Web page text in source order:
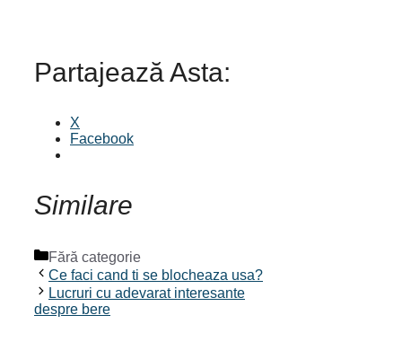
Partajează Asta:
X
Facebook
Similare
Categorii
Fără categorie
Ce faci cand ti se blocheaza usa?
Lucruri cu adevarat interesante
despre bere